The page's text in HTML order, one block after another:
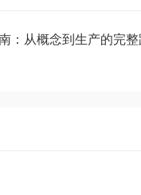
：从概念到生产的完